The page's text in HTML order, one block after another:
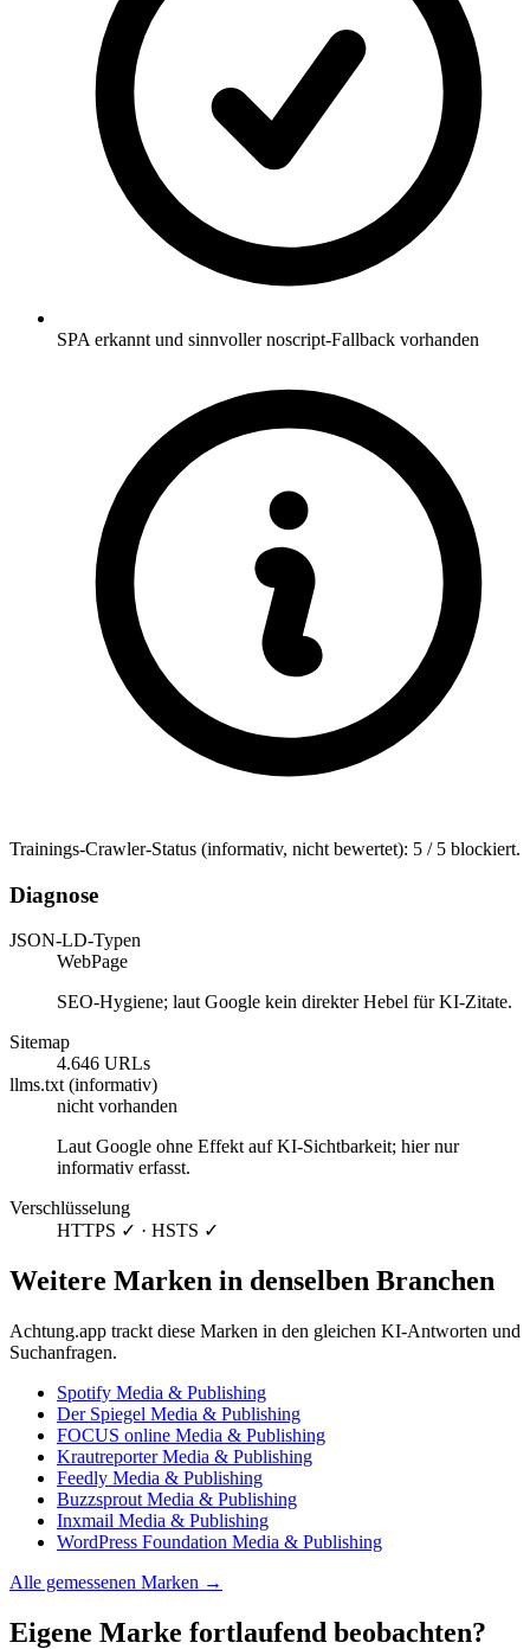
SPA erkannt und sinnvoller noscript-Fallback vorhanden
Trainings-Crawler-Status (informativ, nicht bewertet): 5 / 5 blockiert.
Diagnose
JSON-LD-Typen
WebPage
SEO-Hygiene; laut Google kein direkter Hebel für KI-Zitate.
Sitemap
4.646 URLs
llms.txt (informativ)
nicht vorhanden
Laut Google ohne Effekt auf KI-Sichtbarkeit; hier nur
informativ erfasst.
Verschlüsselung
HTTPS ✓ · HSTS ✓
Weitere Marken in denselben Branchen
Achtung.app trackt diese Marken in den gleichen KI-Antworten und
Suchanfragen.
Spotify Media & Publishing
Der Spiegel Media & Publishing
FOCUS online Media & Publishing
Krautreporter Media & Publishing
Feedly Media & Publishing
Buzzsprout Media & Publishing
Inxmail Media & Publishing
WordPress Foundation Media & Publishing
Alle gemessenen Marken →
Eigene Marke fortlaufend beobachten?